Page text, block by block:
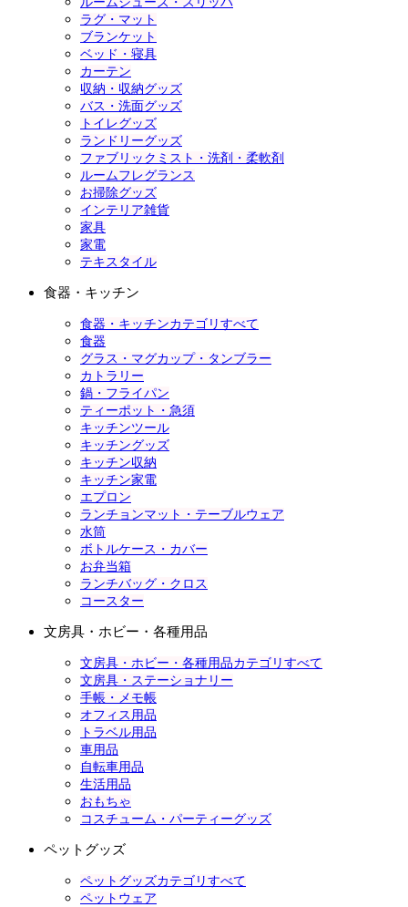
ラグ・マット
ブランケット
ベッド・寝具
カーテン
収納・収納グッズ
バス・洗面グッズ
トイレグッズ
ランドリーグッズ
ファブリックミスト・洗剤・柔軟剤
ルームフレグランス
お掃除グッズ
インテリア雑貨
家具
家電
テキスタイル
食器・キッチン
食器・キッチンカテゴリすべて
食器
グラス・マグカップ・タンブラー
カトラリー
鍋・フライパン
ティーポット・急須
キッチンツール
キッチングッズ
キッチン収納
キッチン家電
エプロン
ランチョンマット・テーブルウェア
水筒
ボトルケース・カバー
お弁当箱
ランチバッグ・クロス
コースター
文房具・ホビー・各種用品
文房具・ホビー・各種用品カテゴリすべて
文房具・ステーショナリー
手帳・メモ帳
オフィス用品
トラベル用品
車用品
自転車用品
生活用品
おもちゃ
コスチューム・パーティーグッズ
ペットグッズ
ペットグッズカテゴリすべて
ペットウェア